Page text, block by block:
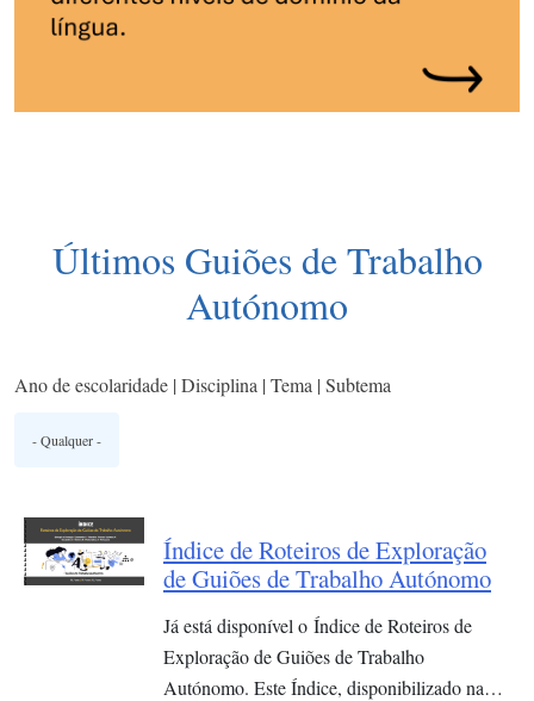
Últimos Guiões de Trabalho
Autónomo
Ano de escolaridade | Disciplina | Tema | Subtema
Índice de Roteiros de Exploração
de Guiões de Trabalho Autónomo
Já está disponível o Índice de Roteiros de
Exploração de Guiões de Trabalho
Autónomo. Este Índice, disponibilizado na…